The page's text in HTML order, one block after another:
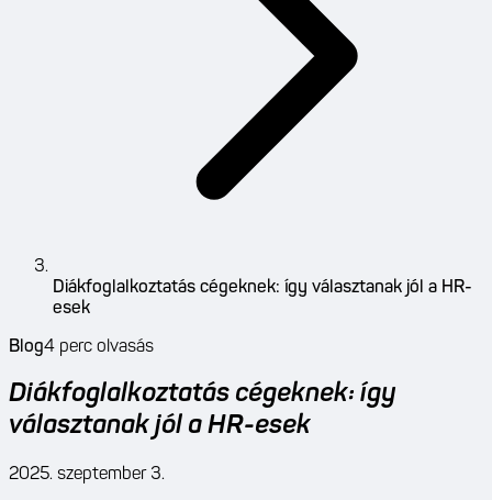
Diákfoglalkoztatás cégeknek: így választanak jól a HR-
esek
Blog4 perc olvasás
Diákfoglalkoztatás cégeknek: így
választanak jól a HR-esek
2025. szeptember 3.